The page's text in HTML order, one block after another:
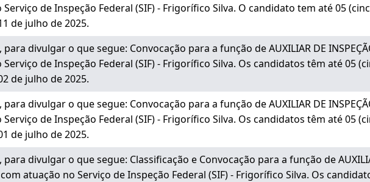
Serviço de Inspeção Federal (SIF) - Frigorífico Silva. O candidato tem até 05
de julho de 2025.
para divulgar o que segue: Convocação para a função de AUXILIAR DE
Serviço de Inspeção Federal (SIF) - Frigorífico Silva. Os candidatos têm até 05
de julho de 2025.
para divulgar o que segue: Convocação para a função de AUXILIAR DE
Serviço de Inspeção Federal (SIF) - Frigorífico Silva. Os candidatos têm até 05
de julho de 2025.
para divulgar o que segue: Classificação e Convocação para a função de
com atuação no Serviço de Inspeção Federal (SIF) - Frigorífico Silva. Os